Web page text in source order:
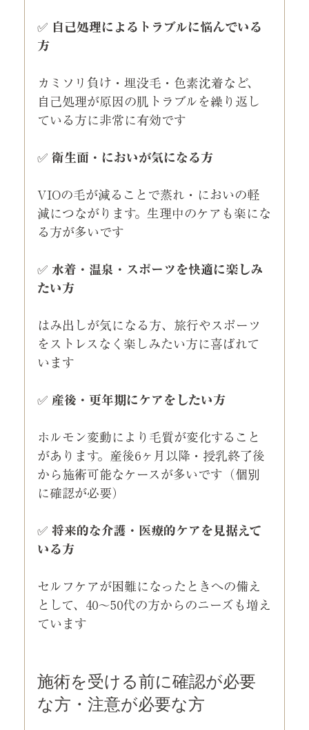
✅
自己処理によるトラブルに悩んでいる
方
カミソリ負け・埋没毛・色素沈着など、
自己処理が原因の肌トラブルを繰り返し
ている方に非常に有効です
✅ 衛生面・においが気になる方
VIOの毛が減ることで蒸れ・においの軽
減につながります。生理中のケアも楽にな
る方が多いです
✅ 水着・温泉・スポーツを快適に楽しみ
たい方
はみ出しが気になる方、旅行やスポーツ
をストレスなく楽しみたい方に喜ばれて
います
✅ 産後・更年期にケアをしたい方
ホルモン変動により毛質が変化すること
があります。産後6ヶ月以降・授乳終了後
から施術可能なケースが多いです（個別
に確認が必要）
✅ 将来的な介護・医療的ケアを見据えて
いる方
セルフケアが困難になったときへの備え
として、40〜50代の方からのニーズも増え
ています
施術を受ける前に確認が必要
な方・注意が必要な方